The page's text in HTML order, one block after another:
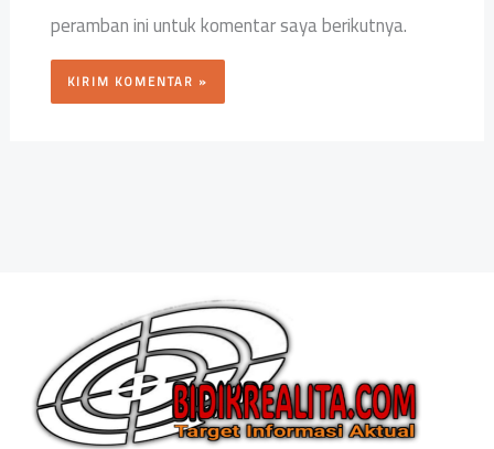
peramban ini untuk komentar saya berikutnya.